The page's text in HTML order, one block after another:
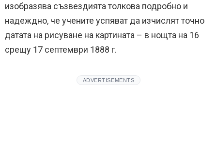
изобразява съзвездията толкова подробно и
надеждно, че учените успяват да изчислят точно
датата на рисуване на картината – в нощта на 16
срещу 17 септември 1888 г.
ADVERTISEMENTS